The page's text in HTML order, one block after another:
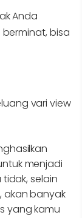
Anda
bisa
vari view
menjadi
selain
akan banyak
yang kamu